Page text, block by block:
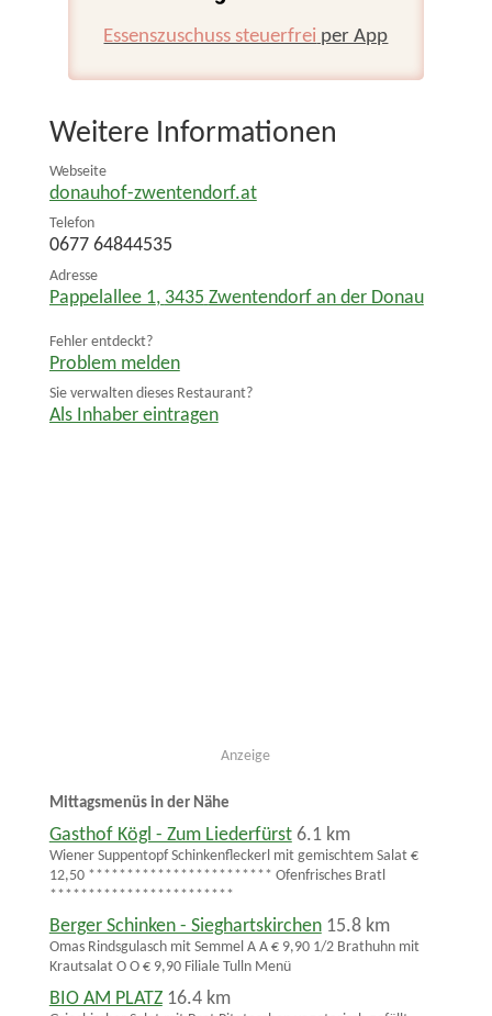
Essenszuschuss steuerfrei per App
Weitere Informationen
Webseite
donauhof-zwentendorf.at
Telefon
0677 64844535
Adresse
Pappelallee 1, 3435 Zwentendorf an der Donau
Fehler entdeckt?
Problem melden
Sie verwalten dieses Restaurant?
Als Inhaber eintragen
Anzeige
Mittagsmenüs in der Nähe
Gasthof Kögl - Zum Liederfürst 6.1 km
Wiener Suppentopf Schinkenfleckerl mit gemischtem Salat €
12,50 ************************ Ofenfrisches Bratl
************************
Berger Schinken - Sieghartskirchen 15.8 km
Omas Rindsgulasch mit Semmel A A € 9,90 1/2 Brathuhn mit
Krautsalat O O € 9,90 Filiale Tulln Menü
BIO AM PLATZ 16.4 km